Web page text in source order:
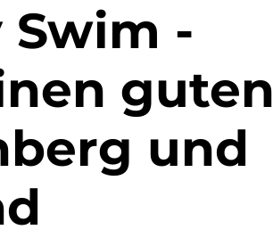
Swim -
guten
und